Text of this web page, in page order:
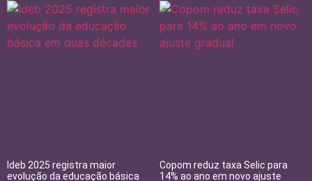
Ideb 2025 registra maior
evolução da educação básica
Copom reduz taxa Selic para
14% ao ano em novo ajuste